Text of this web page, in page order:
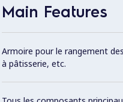
Main Features
Armoire pour le rangement
à pâtisserie, etc.